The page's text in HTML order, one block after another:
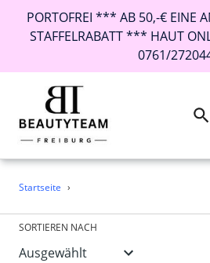
Direkt
Inhalt
PORTOFREI *** AB 50,-€ EINE
STAFFELRABATT *** HAUT
0761/
Startseite ›
SORTIEREN NACH